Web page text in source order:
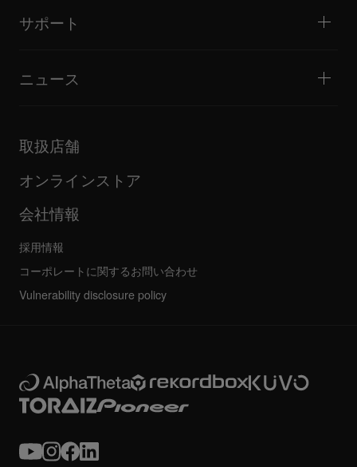
カルチャー
ドキュメンタリー
DJスクール
Open format/Hip Hop DJにお勧めの製品
サポート
サポートゲートウェイを見る
ファームウェア・ドライバのダウンロード
FAQ
コミュニティフォーラム
サービス、修理、保証
ニュース
企業情報
その他
取扱店舗
オンラインストア
会社情報
採用情報
コーポレートに関するお問い合わせ
Vulnerability disclosure policy